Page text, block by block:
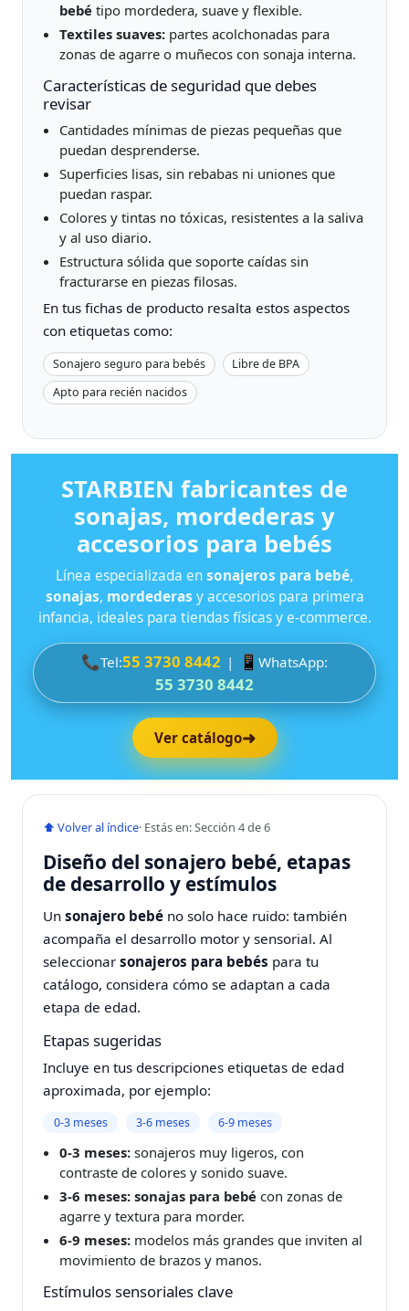
bebétipo mordedera, suave y flexible.
Textiles suaves:partes acolchonadas para
zonas de agarre o muñecos con sonaja interna.
Características de seguridad que debes
revisar
Cantidades mínimas de piezas pequeñas que
puedan desprenderse.
Superficies lisas, sin rebabas ni uniones que
puedan raspar.
Colores y tintas no tóxicas, resistentes a la saliva
y al uso diario.
Estructura sólida que soporte caídas sin
fracturarse en piezas filosas.
En tus fichas de producto resalta estos aspectos
con etiquetas como:
Sonajero seguro para bebés
Libre de BPA
Apto para recién nacidos
STARBIEN fabricantes de
sonajas, mordederas y
accesorios para bebés
Línea especializada ensonajeros para bebé,
sonajas, mordederas y accesorios para primera
infancia, ideales para tiendas físicas y e-commerce.
📞Tel:55 3730 8442 | 📱 WhatsApp:
55 3730 8442
Ver catálogo➜
⬆ Volver al índice· Estás en: Sección 4 de 6
Diseño del sonajero bebé, etapas
de desarrollo y estímulos
Unsonajero bebé no solo hace ruido: también
acompaña el desarrollo motor y sensorial. Al
seleccionarsonajeros para bebés para tu
catálogo, considera cómo se adaptan a cada
etapa de edad.
Etapas sugeridas
Incluye en tus descripciones etiquetas de edad
aproximada, por ejemplo:
0‑3 meses 3‑6 meses 6‑9 meses
0‑3 meses:sonajeros muy ligeros, con
contraste de colores y sonido suave.
3‑6 meses: sonajas para bebécon zonas de
agarre y textura para morder.
6‑9 meses:modelos más grandes que inviten al
movimiento de brazos y manos.
Estímulos sensoriales clave